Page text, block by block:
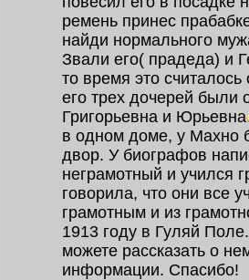
ремень принес
найди нормального
Звали его( прадеда) и
то время это
его трех дочерей были
Григорьевна и Юрьевна
в одном доме, у Махно
двор. У биографов
неграмотный и учился
говорила, что они все
грамотным и из
1913 году в Гуляй
можете рассказать о
информации. Спасибо!